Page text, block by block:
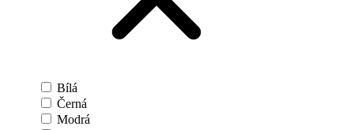
Bílá
Černá
Modrá